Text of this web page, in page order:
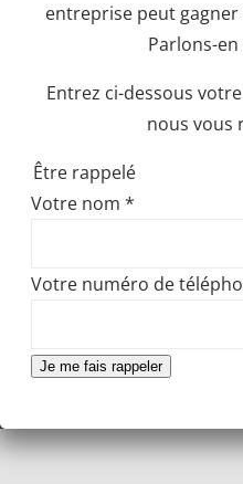
entreprise peut
Parlons-en
Entrez ci-dessous
nous vous
Être rappelé
Votre nom *
Votre numéro de
Je me fais rappeler